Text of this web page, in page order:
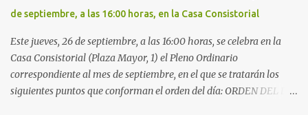
Por ello, la ingresaron a finales del año pasado en el Hospital
cama, en el pasillo, sin mantas y sin poder descansar. Su hija, que
ha denunciado el caso y que grabó un vídeo de la situación
extrema, aseguró que los pasillos estaban repletos de enfermos y
que faltaban médicos por las vacaciones de Navidad, además de
de septiembre, a las 16:00 horas, en la Casa Consistorial
Este jueves, 26 de septiembre, a las 16:00 horas, se celebra en la
Casa Consistorial (Plaza Mayor, 1) el Pleno Ordinario
correspondiente al mes de septiembre, en el que se tratarán los
siguientes puntos que conforman el orden del día: ORDEN DEL DÍA